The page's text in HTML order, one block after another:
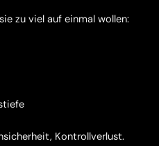
zu viel auf einmal wollen:
Kontrollverlust.